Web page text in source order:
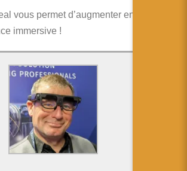
vous permet d’augmenter encore
immersive !